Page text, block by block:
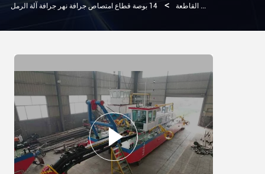
جرافة امتصاص القاطعة > 14 بوصة قطاع امتصاص جرافة نهر جرافة آلة الرمل